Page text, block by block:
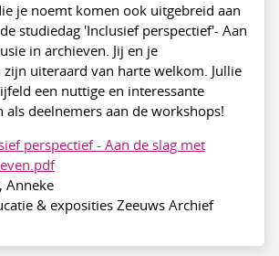
je noemt komen ook uitgebreid aan
studiedag 'Inclusief perspectief'- Aan
in archieven. Jij en je
uiteraard van harte welkom. Jullie
een nuttige en interessante
als deelnemers aan de workshops!
perspectief - Aan de slag met
Anneke
& exposities Zeeuws Archief